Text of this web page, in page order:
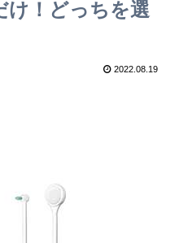
け！どっちを選
2022.08.19